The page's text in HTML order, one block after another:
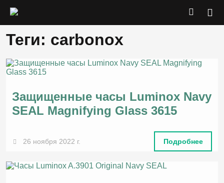
Теги: carbonox
Защищенные часы Luminox Navy
SEAL Magnifying Glass 3615
26 ноября 2022 г. Подробнее